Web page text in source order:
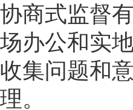
协商式监督
场办公和实
收集问题和
理。